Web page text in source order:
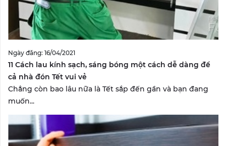
Ngày đăng: 16/04/2021
11 Cách lau kính sạch, sáng bóng một cách dễ dàng để
cả nhà đón Tết vui vẻ
Chẳng còn bao lâu nữa là Tết sắp đến gần và bạn đang
muốn...